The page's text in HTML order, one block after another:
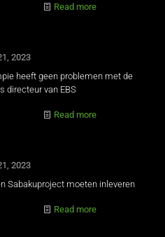
Read more
2023
heeft geen problemen met de
directeur van EBS
Read more
2023
Sabakuproject moeten inleveren
Read more